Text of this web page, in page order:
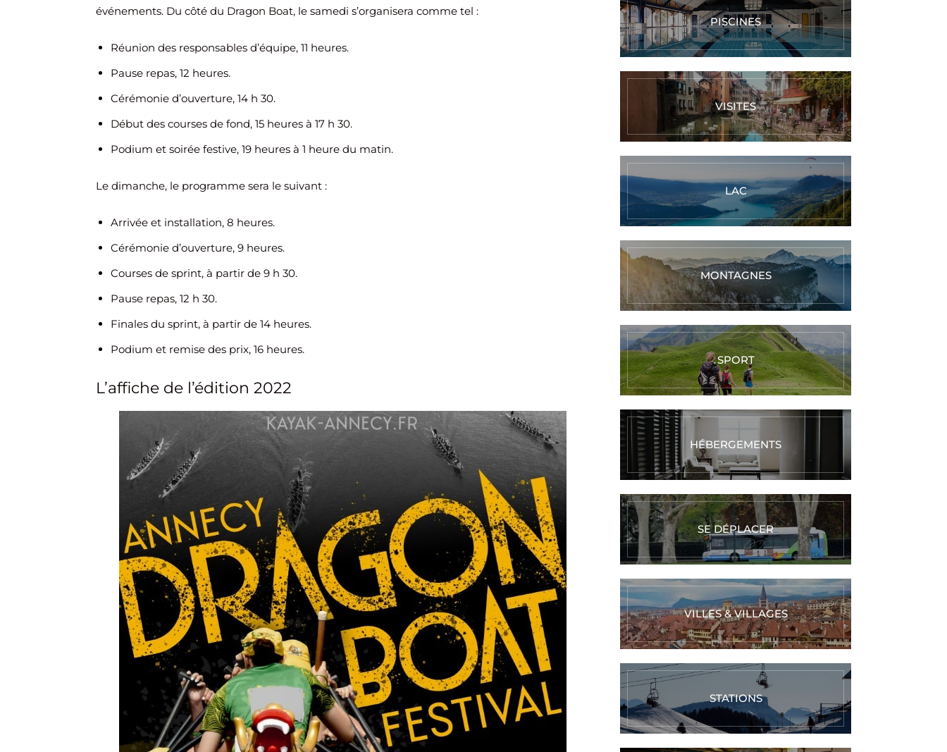
événements. Du côté du Dragon Boat, le samedi s’organisera comme tel :
Réunion des responsables d’équipe, 11 heures.
Pause repas, 12 heures.
Cérémonie d’ouverture, 14 h 30.
Début des courses de fond, 15 heures à 17 h 30.
Podium et soirée festive, 19 heures à 1 heure du matin.
Le dimanche, le programme sera le suivant :
Arrivée et installation, 8 heures.
Cérémonie d’ouverture, 9 heures.
Courses de sprint, à partir de 9 h 30.
Pause repas, 12 h 30.
Finales du sprint, à partir de 14 heures.
Podium et remise des prix, 16 heures.
L’affiche de l’édition 2022
PISCINES
VISITES
LAC
MONTAGNES
SPORT
HÉBERGEMENTS
SE DÉPLACER
VILLES & VILLAGES
STATIONS